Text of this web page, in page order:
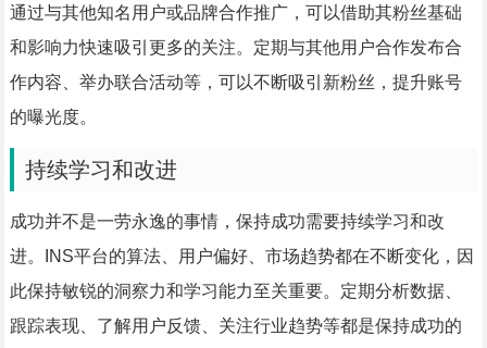
通过与其他知名用户或品牌合作推广，可以借助其粉丝基础
和影响力快速吸引更多的关注。定期与其他用户合作发布合
作内容、举办联合活动等，可以不断吸引新粉丝，提升账号
的曝光度。
持续学习和改进
成功并不是一劳永逸的事情，保持成功需要持续学习和改
进。INS平台的算法、用户偏好、市场趋势都在不断变化，因
此保持敏锐的洞察力和学习能力至关重要。定期分析数据、
跟踪表现、了解用户反馈、关注行业趋势等都是保持成功的